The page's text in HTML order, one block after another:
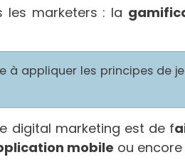
les marketers : la
appliquer les principes de
digital marketing est de f
mobile ou